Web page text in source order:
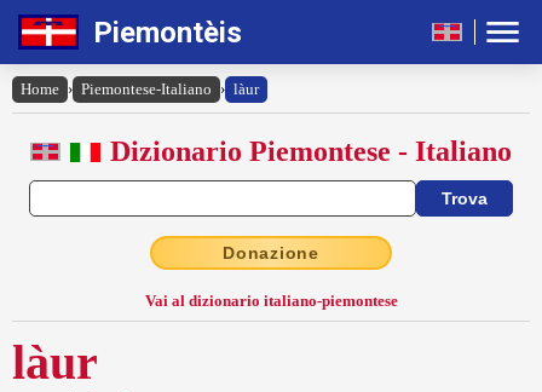
Piemontèis
Home › Piemontese-Italiano › làur
Dizionario Piemontese - Italiano
Donazione
Vai al dizionario italiano-piemontese
làur